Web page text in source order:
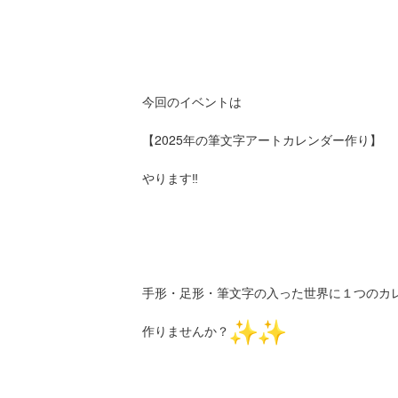
今回のイベントは
【2025年の筆文字アートカレンダー作り】
やります‼︎
手形・足形・筆文字の入った世界に１つのカ
作りませんか？